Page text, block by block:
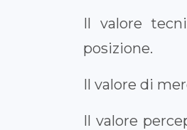
Il valore
posizione.
Il valore di
Il valore